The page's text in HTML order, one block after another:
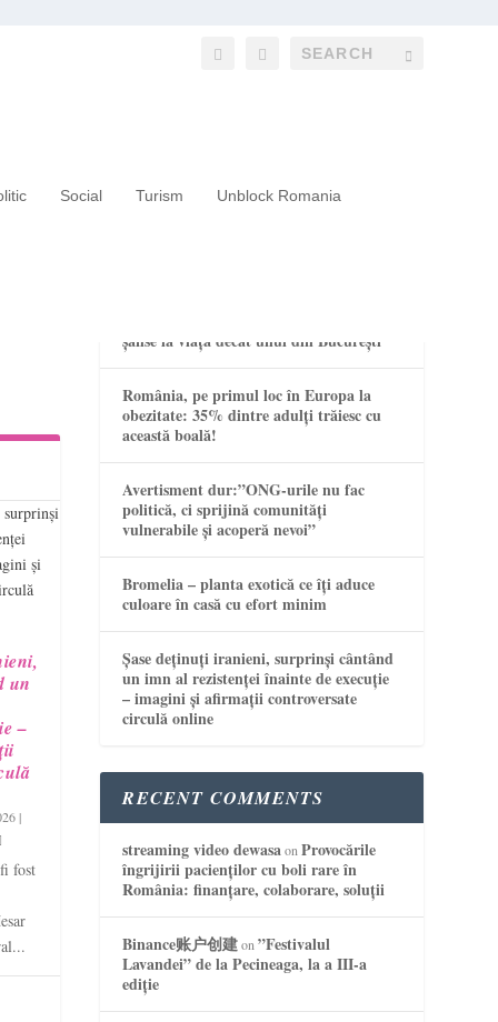
Social Turism Unblock Romania
un
–
|
fost
șanse la viață decât unul din București
România, pe primul loc în Europa la
obezitate: 35% dintre adulți trăiesc cu
această boală!
Avertisment dur:”ONG-urile nu fac
politică, ci sprijină comunități
vulnerabile și acoperă nevoi”
Bromelia – planta exotică ce îți aduce
culoare în casă cu efort minim
Șase deținuți iranieni, surprinși cântând
un imn al rezistenței înainte de execuție
– imagini și afirmații controversate
circulă online
RECENT COMMENTS
streaming video dewasaonProvocările
îngrijirii pacienților cu boli rare în
România: finanțare, colaborare, soluții
Binance账户创建on”Festivalul
Lavandei” de la Pecineaga, la a III-a
ediție